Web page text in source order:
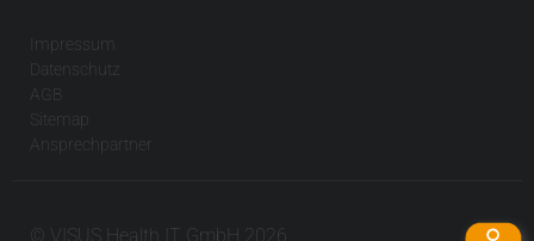
Impressum
Datenschutz
AGB
Sitemap
Ansprechpartner
© VISUS Health IT GmbH 2026